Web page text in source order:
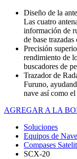
Diseño de la
Las cuatro
información de
de base
Precisión
rendimiento de
buscadores de
Trazador de
Furuno,
nave así como
AGREGAR A LA
Soluciones
Equipos de
Compases
SCX-20